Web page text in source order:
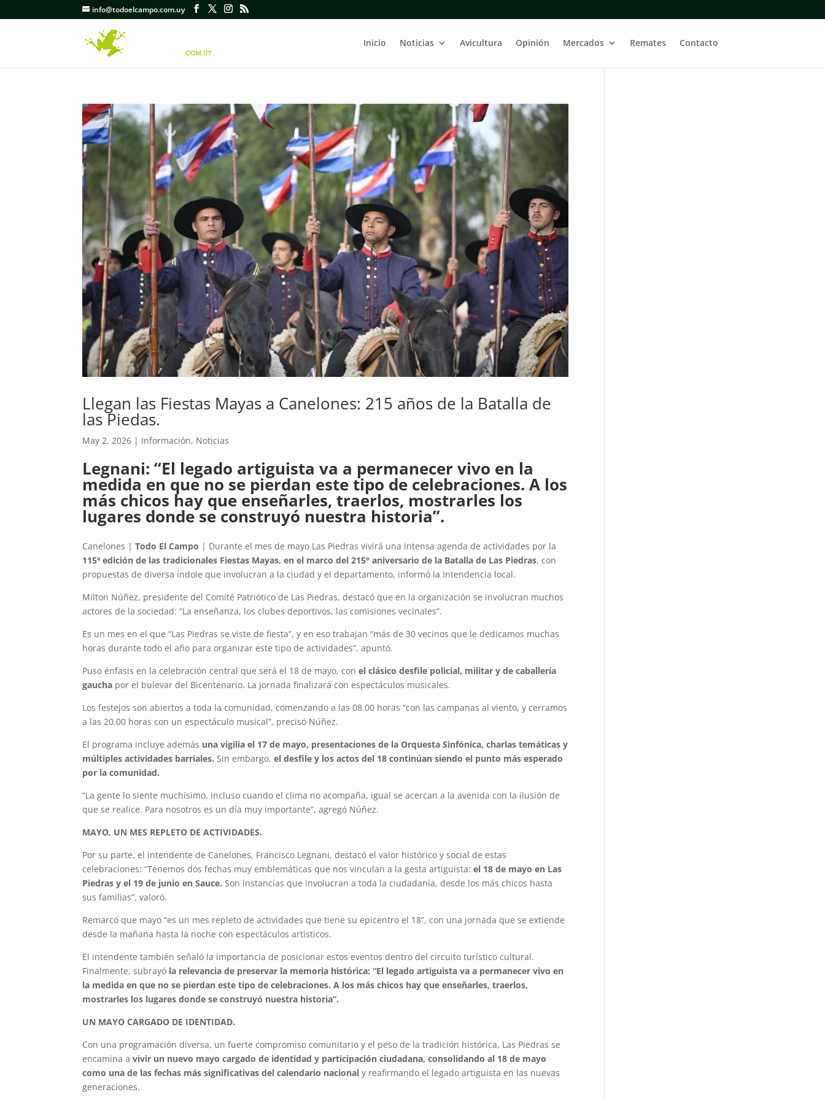
info@todoelcampo.com.uy
Inicio Noticias Avicultura Opinión Mercados Remates Contacto
Llegan las Fiestas Mayas a Canelones: 215 años de la Batalla de
las Piedas.
May 2, 2026 | Información, Noticias
Legnani: “El legado artiguista va a permanecer vivo en la
medida en que no se pierdan este tipo de celebraciones. A los
más chicos hay que enseñarles, traerlos, mostrarles los
lugares donde se construyó nuestra historia”.
Canelones |Todo El Campo | Durante el mes de mayo Las Piedras vivirá una intensa agenda de actividades por la
115ª edición de las tradicionales Fiestas Mayas, en el marco del 215° aniversario de la Batalla de Las Piedras, con
propuestas de diversa índole que involucran a la ciudad y el departamento, informó la Intendencia local.
Milton Núñez, presidente del Comité Patriótico de Las Piedras, destacó que en la organización se involucran muchos
actores de la sociedad: “La enseñanza, los clubes deportivos, las comisiones vecinales”.
Es un mes en el que “Las Piedras se viste de fiesta”, y en eso trabajan “más de 30 vecinos que le dedicamos muchas
horas durante todo el año para organizar este tipo de actividades”, apuntó.
Puso énfasis en la celebración central que será el 18 de mayo, conel clásico desfile policial, militar y de caballería
gaucha por el bulevar del Bicentenario. La jornada finalizará con espectáculos musicales.
Los festejos son abiertos a toda la comunidad, comenzando a las 08.00 horas “con las campanas al viento, y cerramos
a las 20.00 horas con un espectáculo musical”, precisó Núñez.
El programa incluye además una vigilia el 17 de mayo, presentaciones de la Orquesta Sinfónica, charlas temáticas y
múltiples actividades barriales. Sin embargo, el desfile y los actos del 18 continúan siendo el punto más esperado
por la comunidad.
“La gente lo siente muchísimo, incluso cuando el clima no acompaña, igual se acercan a la avenida con la ilusión de
que se realice. Para nosotros es un día muy importante”, agregó Núñez.
MAYO, UN MES REPLETO DE ACTIVIDADES.
Por su parte, el intendente de Canelones, Francisco Legnani, destacó el valor histórico y social de estas
celebraciones: “Tenemos dos fechas muy emblemáticas que nos vinculan a la gesta artiguista:el 18 de mayo en Las
Piedras y el 19 de junio en Sauce. Son instancias que involucran a toda la ciudadanía, desde los más chicos hasta
sus familias”, valoró.
Remarcó que mayo “es un mes repleto de actividades que tiene su epicentro el 18”, con una jornada que se extiende
desde la mañana hasta la noche con espectáculos artísticos.
El intendente también señaló la importancia de posicionar estos eventos dentro del circuito turístico cultural.
Finalmente, subrayó la relevancia de preservar la memoria histórica: “El legado artiguista va a permanecer vivo en
la medida en que no se pierdan este tipo de celebraciones. A los más chicos hay que enseñarles, traerlos,
mostrarles los lugares donde se construyó nuestra historia”.
UN MAYO CARGADO DE IDENTIDAD.
Con una programación diversa, un fuerte compromiso comunitario y el peso de la tradición histórica, Las Piedras se
encamina avivir un nuevo mayo cargado de identidad y participación ciudadana, consolidando al 18 de mayo
como una de las fechas más significativas del calendario nacional y reafirmando el legado artiguista en las nuevas
generaciones.